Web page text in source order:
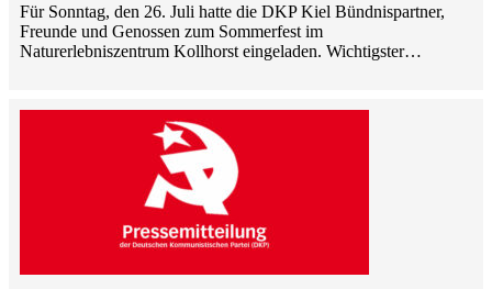
Für Sonntag, den 26. Juli hatte die DKP Kiel Bündnispartner,
Freunde und Genossen zum Sommerfest im
Naturerlebniszentrum Kollhorst eingeladen. Wichtigster…